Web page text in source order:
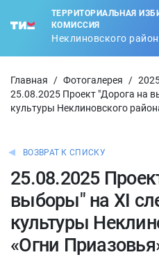
ТЕРРИТОРИАЛЬНАЯ
КОМИССИЯ
Неклиновского
Главная / Фотогалерея /
25.08.2025 Проект "Дорога на
культуры Неклиновского
ВОЗВРАТ К СПИСКУ
25.08.2025
выборы" на XI
культуры
«Огни